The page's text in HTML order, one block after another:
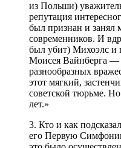
из Польши)
репутация
был признан и занял
современников. И
был убит) Михоэлс и
Моисея Вайнберга —
разнообразных
этот мягкий,
советской тюрьме.
лет.»
3. Кто и как
его Первую